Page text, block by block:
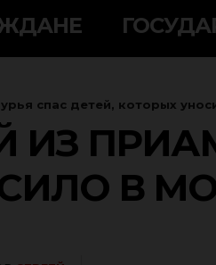
спас детей, которых
В